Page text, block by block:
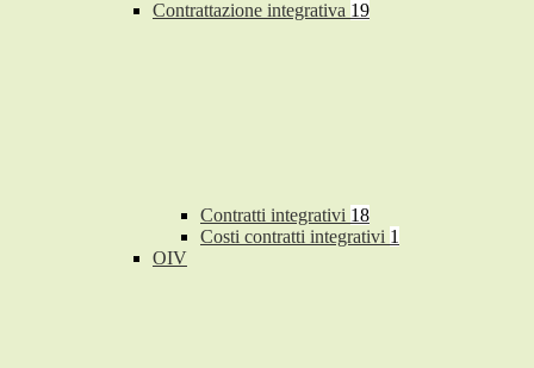
Contrattazione integrativa 19
Contratti integrativi 18
Costi contratti integrativi 1
OIV